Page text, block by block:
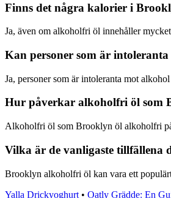
Finns det några kalorier i
Ja, även om alkoholfri öl innehåller
Kan personer som är
Ja, personer som är intoleranta mot
Hur påverkar alkoholfri öl som
Alkoholfri öl som Brooklyn öl alkoholfri
Vilka är de vanligaste
Brooklyn alkoholfri öl kan vara ett
Yalla Drickyoghurt • Oatly Grädde: En